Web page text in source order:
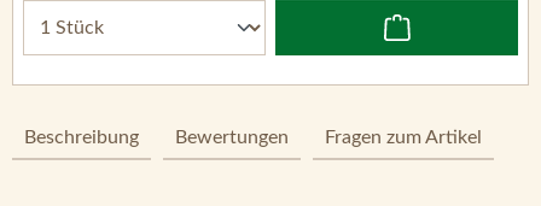
Beschreibung Bewertungen Fragen zum Artikel